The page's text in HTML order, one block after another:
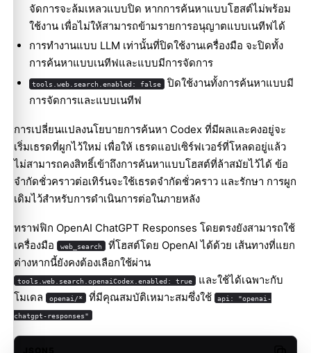
จัดการจะล้มเหลวแบบปิด หากการค้นหาแบบโฮสต์ไม่พร้อม
ใช้งาน เพื่อไม่ให้สามารถข้ามรายการอนุญาตแบบเนทีฟได้
การทำงานแบบ LLM เท่านั้นที่ปิดใช้งานเครื่องมือ จะปิดทั้ง
การค้นหาแบบเนทีฟและแบบมีการจัดการ
tools.web.search.enabled: false
ปิดใช้งานทั้งการค้นหาแบบมี
การจัดการและแบบเนทีฟ
การเปลี่ยนแปลงนโยบายการค้นหา Codex ที่มีผลและคงอยู่จะ
เริ่มเธรดที่ผูกไว้ใหม่ เพื่อให้ เธรดแอปเซิร์ฟเวอร์ที่โหลดอยู่แล้ว
ไม่สามารถคงสิทธิ์เข้าถึงการค้นหาแบบโฮสต์ที่ล้าสมัยไว้ได้ ข้อ
จำกัดชั่วคราวต่อเทิร์นจะใช้เธรดจำกัดชั่วคราว และรักษา การผูก
เดิมไว้สำหรับการดำเนินการต่อในภายหลัง
ทราฟฟิก OpenAI ChatGPT Responses โดยตรงยังสามารถใช้
เครื่องมือ
web_search ที่โฮสต์โดย OpenAI ได้ด้วย เส้นทางที่แยก
ต่างหากนี้ยังคงต้องเลือกใช้ผ่าน
tools.web.search.openaiCodex.enabled: true และใช้ได้เฉพาะกับ
โมเดล
openai/* ที่มีคุณสมบัติเหมาะสมซึ่งใช้ api: "openai-
chatgpt-responses"